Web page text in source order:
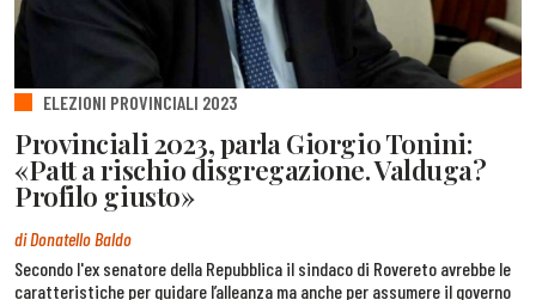
ELEZIONI PROVINCIALI 2023
Provinciali 2023, parla Giorgio Tonini:
«Patt a rischio disgregazione. Valduga?
Profilo giusto»
di Donatello Baldo
Secondo l'ex senatore della Repubblica il sindaco di Rovereto avrebbe le
caratteristiche per guidare l’alleanza ma anche per assumere il governo